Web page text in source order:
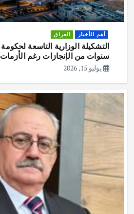
أهم الأخبار العراق
سنوات من الإنجازات رغم الأزمات
يوليو 15, 2026